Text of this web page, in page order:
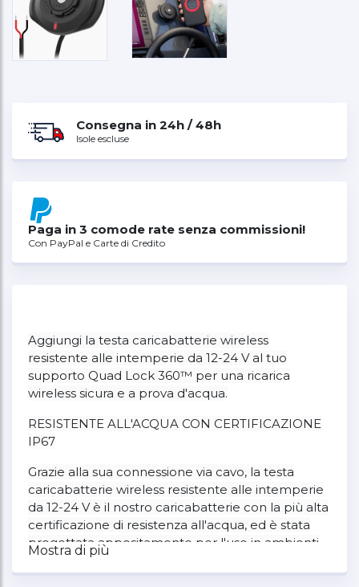
Consegna in 24h / 48h
Isole escluse
Paga in 3 comode rate senza commissioni!
Con PayPal e Carte di Credito
Aggiungi la testa caricabatterie wireless
resistente alle intemperie da 12-24 V al tuo
supporto Quad Lock 360™ per una ricarica
wireless sicura e a prova d'acqua.
RESISTENTE ALL'ACQUA CON CERTIFICAZIONE
IP67
Grazie alla sua connessione via cavo, la testa
caricabatterie wireless resistente alle intemperie
da 12-24 V è il nostro caricabatterie con la più alta
certificazione di resistenza all'acqua, ed è stata
progettata appositamente per l'uso in ambienti
nautici.
Mostra di più